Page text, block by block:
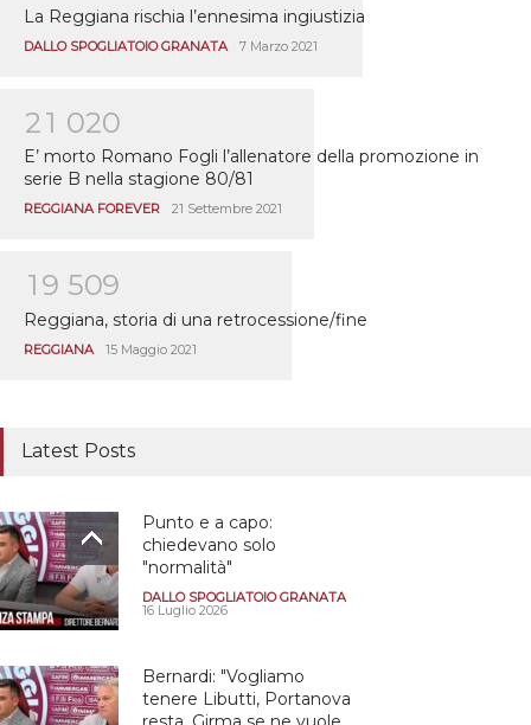
La Reggiana rischia l’ennesima ingiustizia
DALLO SPOGLIATOIO GRANATA 7 Marzo 2021
21 020
E’ morto Romano Fogli l’allenatore della promozione in
serie B nella stagione 80/81
REGGIANA FOREVER 21 Settembre 2021
1 9 509
Reggiana, storia di una retrocessione/fine
REGGIANA 15 Maggio 2021
Latest Posts
Punto e a capo:
chiedevano solo
"normalità"
DALLO SPOGLIATOIO GRANATA
16 Luglio 2026
Bernardi: "Vogliamo
tenere Libutti, Portanova